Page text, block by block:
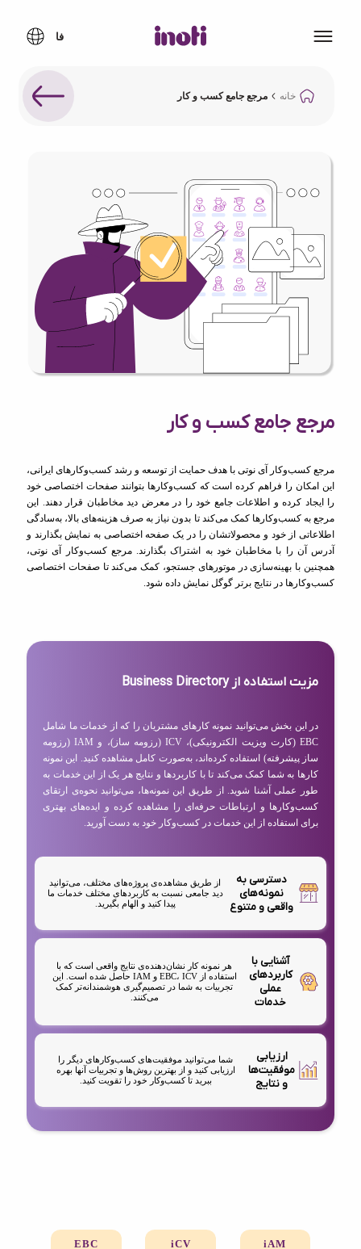
خانه مرجع جامع کسب و کار
مرجع جامع کسب و کار
مرجع کسب‌وکار آی نوتی با هدف حمایت از توسعه و رشد کسب‌وکارهای ایرانی،
این امکان را فراهم کرده است که کسب‌وکارها بتوانند صفحات اختصاصی خود
را ایجاد کرده و اطلاعات جامع خود را در معرض دید مخاطبان قرار دهند. این
مرجع به کسب‌وکارها کمک می‌کند تا بدون نیاز به صرف هزینه‌های بالا، به‌سادگی
اطلاعاتی از خود و محصولاتشان را در یک صفحه اختصاصی به نمایش بگذارند و
آدرس آن را با مخاطبان خود به اشتراک بگذارند. مرجع کسب‌وکار آی نوتی،
همچنین با بهینه‌سازی در موتورهای جستجو، کمک می‌کند تا صفحات اختصاصی
کسب‌وکارها در نتایج برتر گوگل نمایش داده شود.
مزیت استفاده از Business Directory
در این بخش می‌توانید نمونه کارهای مشتریان را که از خدمات ما شامل
EBC (کارت ویزیت الکترونیکی)، ICV (رزومه ساز)، و IAM (رزومه
ساز پیشرفته) استفاده کرده‌اند، به‌صورت کامل مشاهده کنید. این نمونه
کارها به شما کمک می‌کند تا با کاربردها و نتایج هر یک از این خدمات به
طور عملی آشنا شوید. از طریق این نمونه‌ها، می‌توانید نحوه‌ی ارتقای
کسب‌وکارها و ارتباطات حرفه‌ای را مشاهده کرده و ایده‌های بهتری
برای استفاده از این خدمات در کسب‌وکار خود به دست آورید.
دسترسی به
نمونه‌های
واقعی و متنوع
از طریق مشاهده‌ی پروژه‌های مختلف، می‌توانید
دید جامعی نسبت به کاربردهای مختلف خدمات ما
پیدا کنید و الهام بگیرید.
آشنایی با
کاربردهای
عملی
خدمات
هر نمونه کار نشان‌دهنده‌ی نتایج واقعی است که با
استفاده از EBC، ICV و IAM حاصل شده است. این
تجربیات به شما در تصمیم‌گیری هوشمندانه‌تر کمک
می‌کنند.
ارزیابی
موفقیت‌ها
و نتایج
شما می‌توانید موفقیت‌های کسب‌وکارهای دیگر را
ارزیابی کنید و از بهترین روش‌ها و تجربیات آنها بهره
ببرید تا کسب‌وکار خود را تقویت کنید.
iAM
iCV
EBC